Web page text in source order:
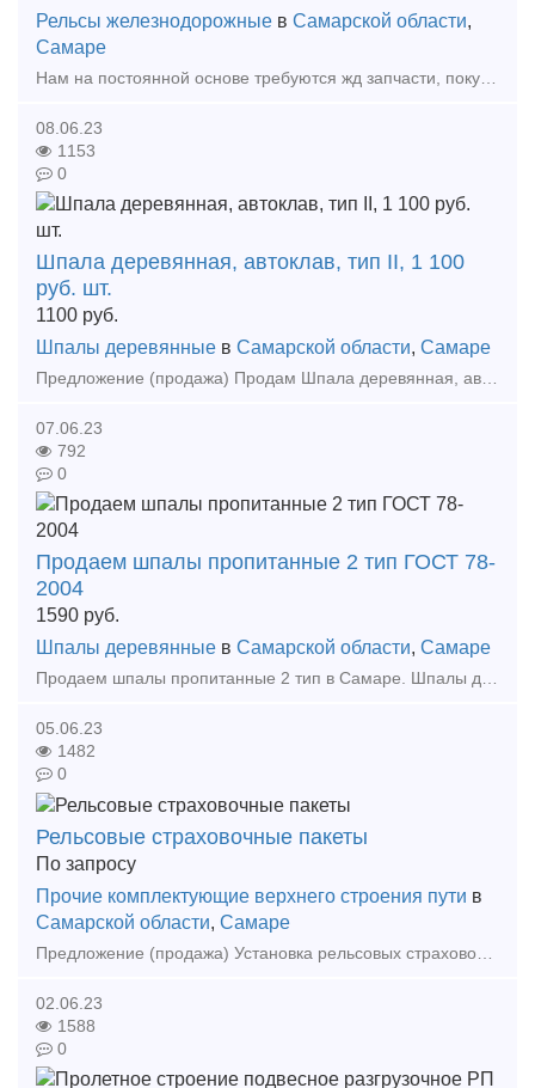
Рельсы железнодорожные в Самарской области,
Самаре
Нам на постоянной основе требуются жд запчасти, покупаем Дорого жд колодки, автосцепки, клин ханина, жд подкладки, накладки железнодорожные как новые так и бу. Мы готовы рассмотреть любые ваши предлож
08.06.23
1153
0
Шпала деревянная, автоклав, тип II, 1 100
руб. шт.
1100 руб.
Шпалы деревянные в Самарской области, Самаре
Предложение (продажа) Продам Шпала деревянная, автоклав, тип II, новая, ГОСТ 78-2004. Оптом и в розницу. Индивидуальный подход к каждому клиенту, гибкая систе
07.06.23
792
0
Продаем шпалы пропитанные 2 тип ГОСТ 78-
2004
1590 руб.
Шпалы деревянные в Самарской области, Самаре
Продаем шпалы пропитанные 2 тип в Самаре. Шпалы деревянные 1 и 2 типа ГОСТ 78-2004 пропитка согласно ГОСТ 20022.5-93 (автоклавная), имеется сертификат на продукцию. Производится скобиров
05.06.23
1482
0
Рельсовые страховочные пакеты
По запросу
Прочие комплектующие верхнего строения пути в
Самарской области, Самаре
02.06.23
1588
0